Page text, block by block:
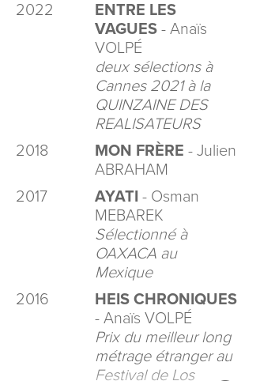
2022
ENTRE LES
VAGUES - Anaïs
VOLPÉ
deux sélections à
Cannes 2021 à la
QUINZAINE DES
REALISATEURS
2018
MON FRÈRE - Julien
ABRAHAM
2017
AYATI - Osman
MEBAREK
Sélectionné à
OAXACA au
Mexique
2016
HEIS CHRONIQUES
- Anaïs VOLPÉ
Prix du meilleur long
métrage étranger au
Festival de Los